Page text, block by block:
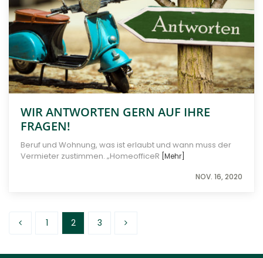
WIR ANTWORTEN GERN AUF IHRE
FRAGEN!
Beruf und Wohnung, was ist erlaubt und wann muss der
Vermieter zustimmen. „HomeofficeR [Mehr]
NOV. 16, 2020
1 2 3